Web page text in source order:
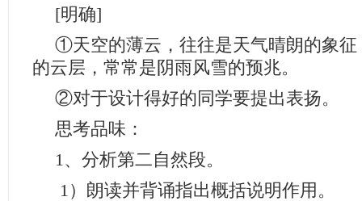
[明确]
①天空的薄云，往往是天气晴朗的象征
的云层，常常是阴雨风雪的预兆。
②对于设计得好的同学要提出表扬。
思考品味：
1、分析第二自然段。
1）朗读并背诵指出概括说明作用。